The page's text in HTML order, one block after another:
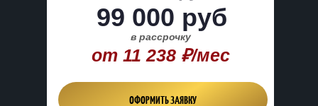
в рассрочку
от 11 238 ₽/мес
99 000 руб
ОФОРМИТЬ ЗАЯВКУ